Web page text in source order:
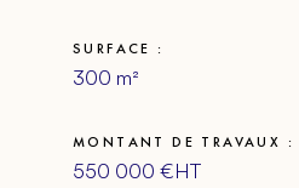
SURFACE :
300 m²
MONTANT DE TRAVAUX :
550 000 €HT